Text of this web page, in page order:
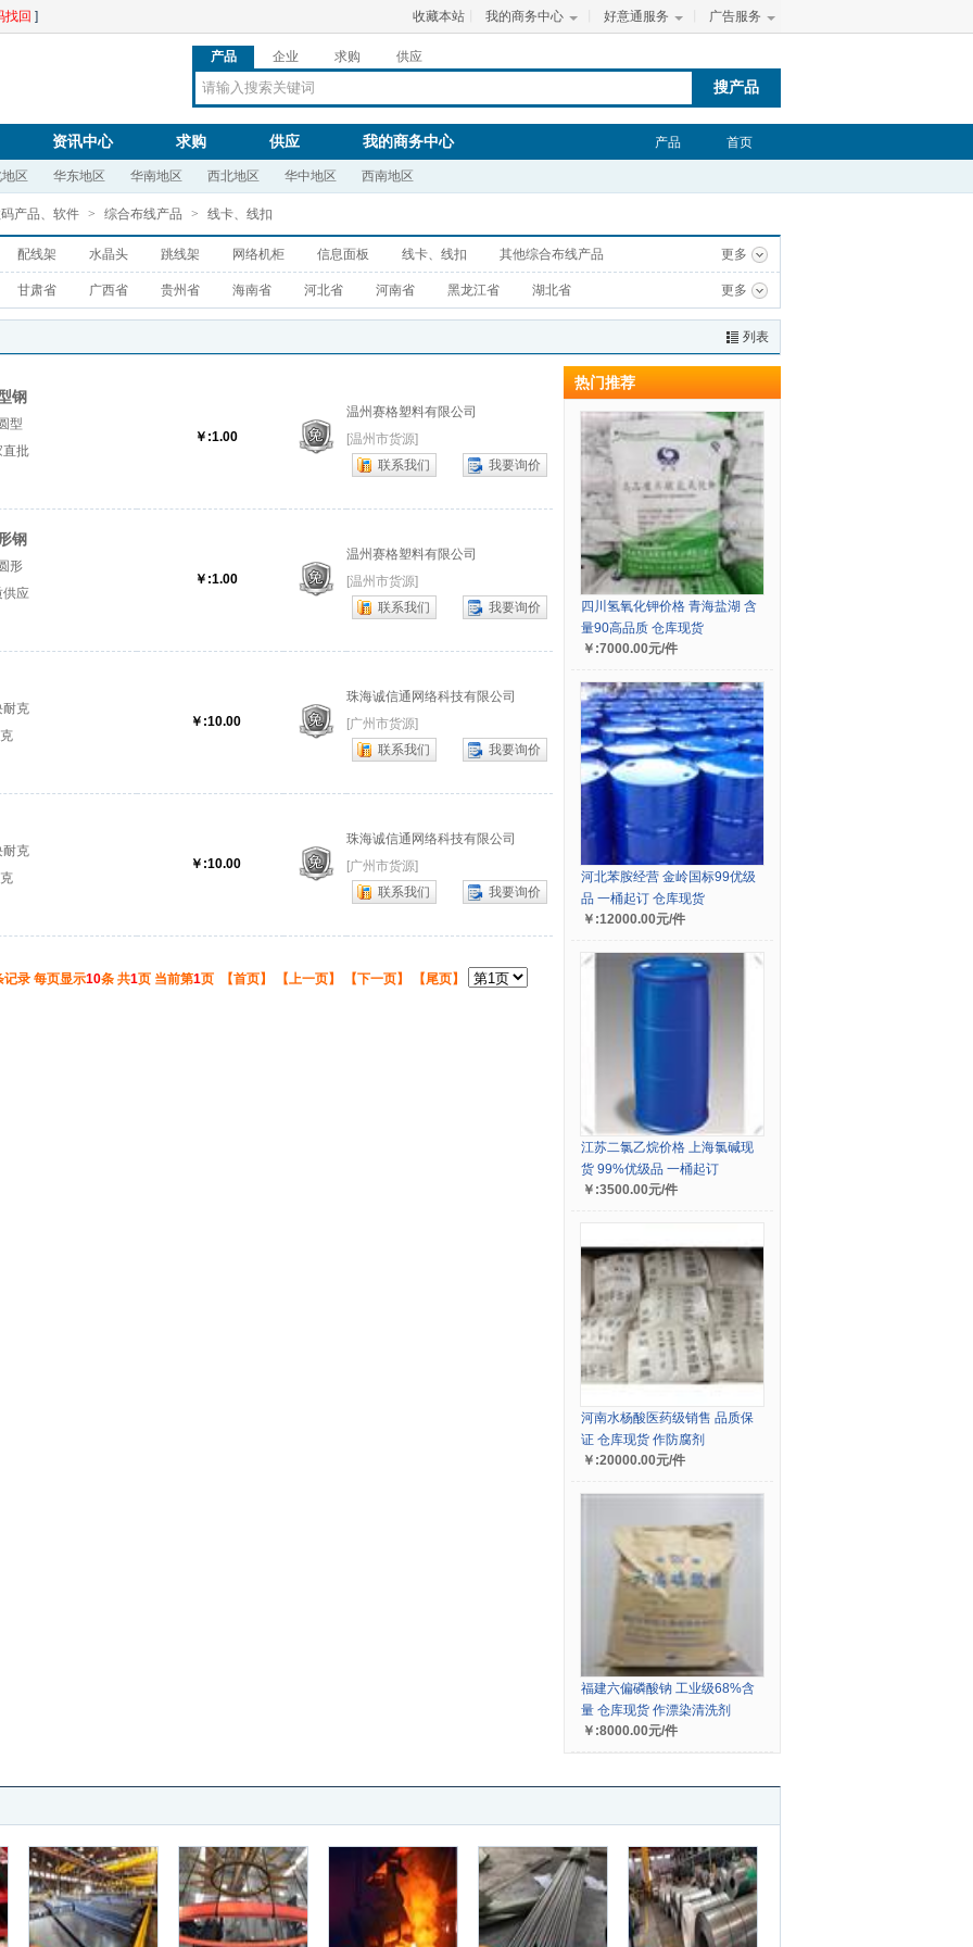
找回 ] 收藏本站 我的商务中心 好意通服务 广告服务
产品 企业 求购 供应
搜产品
首页
产品
资讯中心 求购 供应 我的商务中心
区 华东地区 华南地区 西北地区 华中地区 西南地区
产品、软件 > 综合布线产品 > 线卡、线扣
更多
配线架 水晶头 跳线架 网络机柜 信息面板 线卡、线扣 其他综合布线产品
更多
甘肃省 广西省 贵州省 海南省 河北省 河南省 黑龙江省 湖北省
列表
钢
型
直批
￥:1.00
温州赛格塑料有限公司
[温州市货源]
联系我们
我要询价
钢
形
供应
￥:1.00
温州赛格塑料有限公司
[温州市货源]
联系我们
我要询价
耐克
￥:10.00
珠海诚信通网络科技有限公司
[广州市货源]
联系我们
我要询价
耐克
￥:10.00
珠海诚信通网络科技有限公司
[广州市货源]
联系我们
我要询价
记录 每页显示10条 共1页 当前第1页 【首页】 【上一页】 【下一页】 【尾页】
热门推荐
四川氢氧化钾价格 青海盐湖 含
量90高品质 仓库现货
￥:7000.00元/件
河北苯胺经营 金岭国标99优级
品 一桶起订 仓库现货
￥:12000.00元/件
江苏二氯乙烷价格 上海氯碱现
货 99%优级品 一桶起订
￥:3500.00元/件
河南水杨酸医药级销售 品质保
证 仓库现货 作防腐剂
￥:20000.00元/件
福建六偏磷酸钠 工业级68%含
量 仓库现货 作漂染清洗剂
￥:8000.00元/件